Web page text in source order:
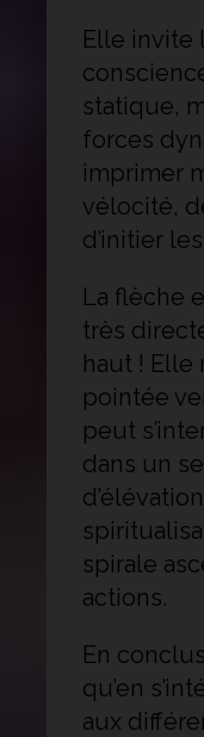
Elle invite
statique,
forces
imprimer
vélocité,
d’initier
La flèche
très
haut ! Elle
pointée
peut
dans un
spirale
actions.
En
qu’en
aux